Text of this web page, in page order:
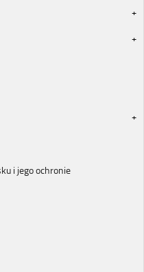
i jego ochronie